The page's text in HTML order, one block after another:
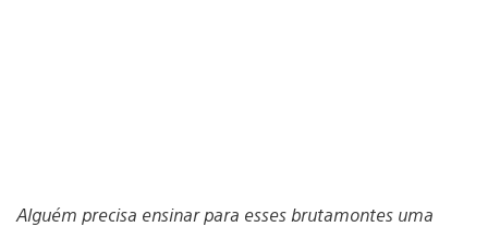
Alguém precisa ensinar para esses brutamontes uma